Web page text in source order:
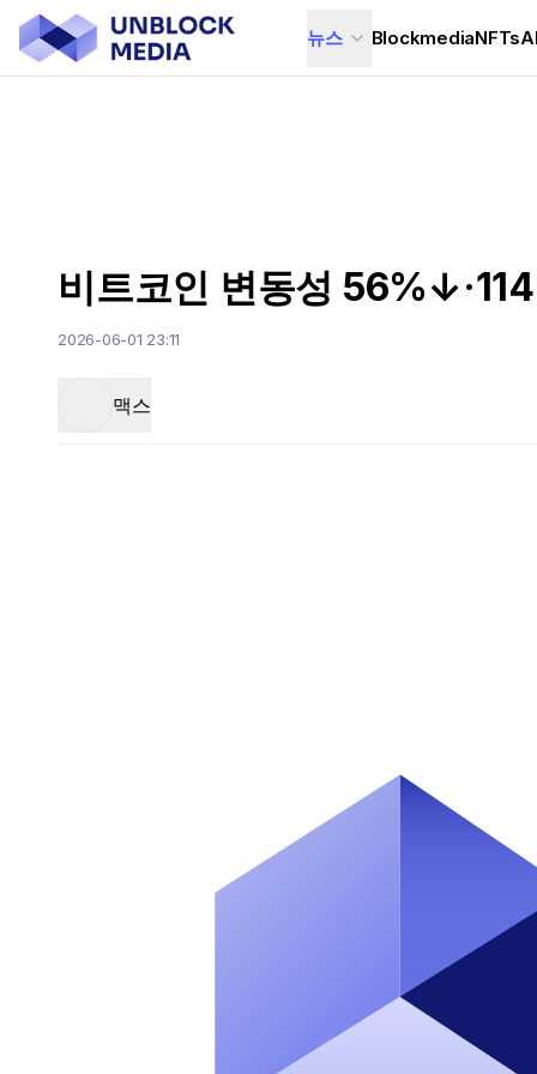
뉴스 BlockmediaNFTs
비트코인 변동성
2026-06-01 23:11
맥스